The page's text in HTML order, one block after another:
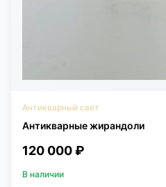
Антикварный свет
Антикварные жирандоли
120 000 ₽
В наличии